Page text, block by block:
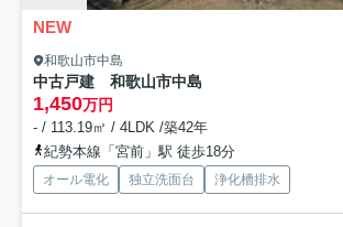
NEW
和歌山市中島
中古戸建 和歌山市中島
1,450万円
- / 113.19㎡ / 4LDK /築42年
紀勢本線「宮前」駅 徒歩18分
オール電化 独立洗面台 浄化槽排水